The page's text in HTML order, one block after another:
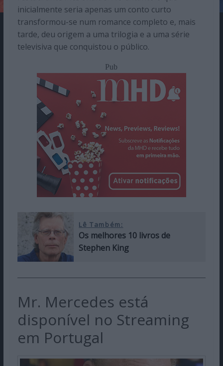
inicialmente seria apenas um conto curto
transformou-se num romance completo e, mais
tarde, deu origem a uma trilogia e a uma série
televisiva que conquistou o público.
Pub
Lê Também:
Os melhores 10 livros de
Stephen King
Mr. Mercedes está
disponível no Streaming
em Portugal